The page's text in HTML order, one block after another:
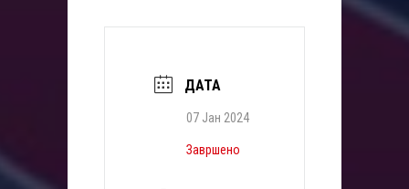
ДАТА
07 Јан 2024
Завршено